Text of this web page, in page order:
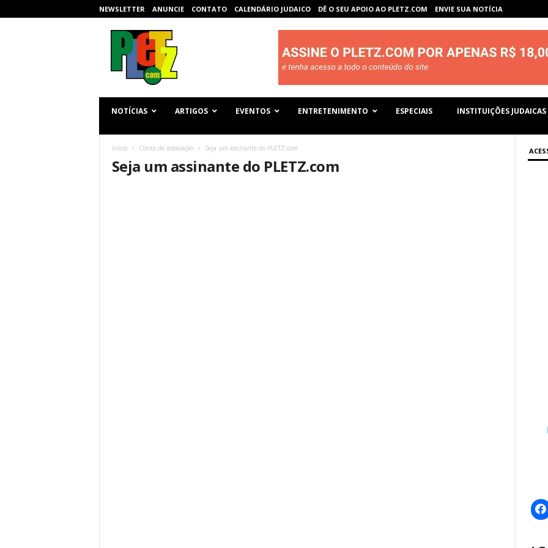
NEWSLETTER ANUNCIE CONTATO CALENDÁRIO JUDAICO DÊ O SEU APOIO AO PLETZ.COM ENVIE SUA NOTÍCIA
NOTÍCIAS ARTIGOS EVENTOS ENTRETENIMENTO ESPECIAIS INSTITUIÇÕES JUDAICAS
Início Conta de associação Seja um assinante do PLETZ.com
Seja um assinante do PLETZ.com